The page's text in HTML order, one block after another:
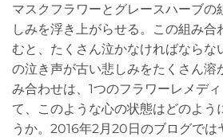
マスクフラワーとグレースハーブの
しみを浮き上がらせる。この組み合
むと、たくさん泣かなければならな
の泣き声が古い悲しみをたくさん溶
み合わせは、1つのフラワーレメデ
て、このような心の状態はどのよう
うか。2016年2月20日のブログでは